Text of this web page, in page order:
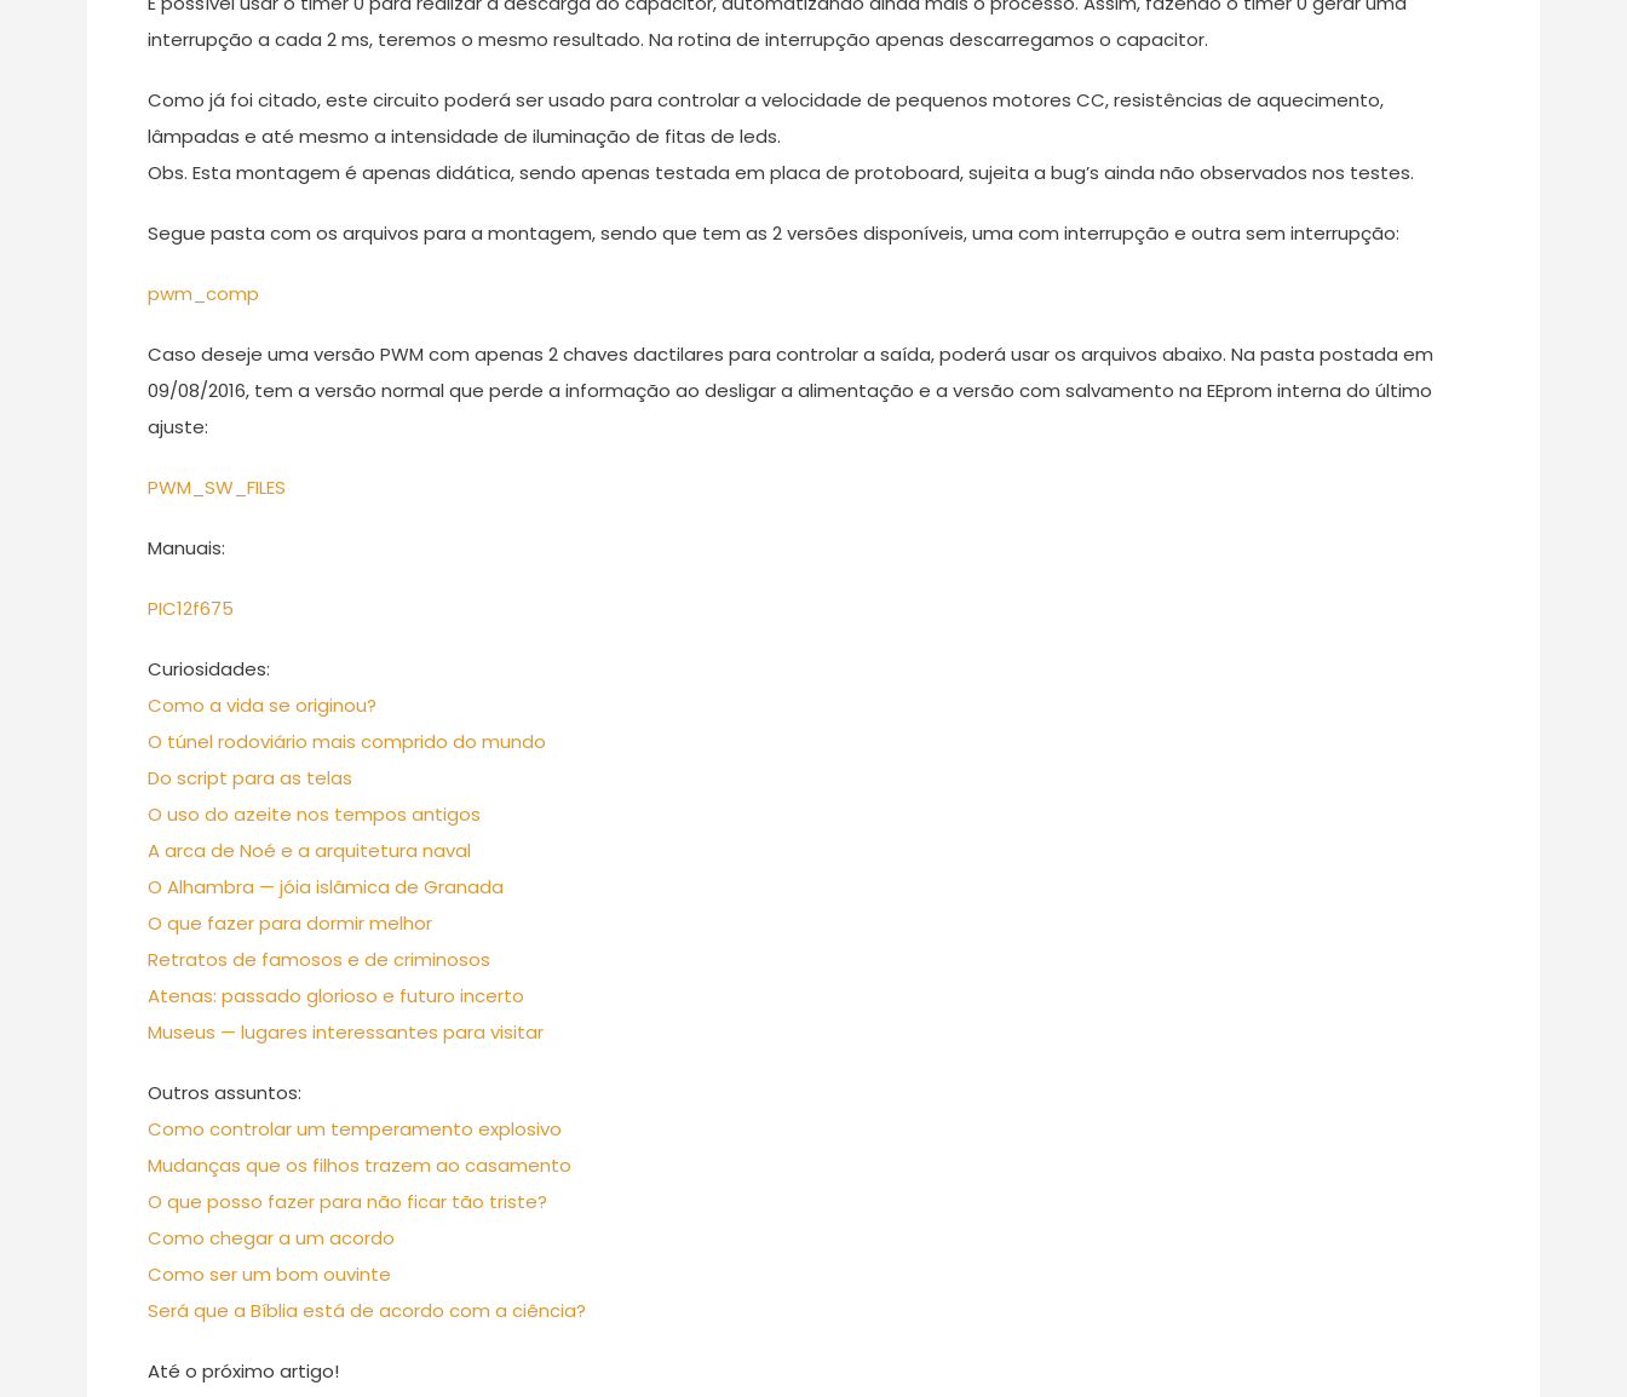
interrupção a cada 2 ms, teremos o mesmo resultado. Na rotina de interrupção apenas descarregamos o capacitor.
Como já foi citado, este circuito poderá ser usado para controlar a velocidade de pequenos motores CC, resistências de aquecimento,
lâmpadas e até mesmo a intensidade de iluminação de fitas de leds.
Obs. Esta montagem é apenas didática, sendo apenas testada em placa de protoboard, sujeita a bug’s ainda não observados nos testes.
Segue pasta com os arquivos para a montagem, sendo que tem as 2 versões disponíveis, uma com interrupção e outra sem interrupção:
pwm_comp
Caso deseje uma versão PWM com apenas 2 chaves dactilares para controlar a saída, poderá usar os arquivos abaixo. Na pasta postada em
09/08/2016, tem a versão normal que perde a informação ao desligar a alimentação e a versão com salvamento na EEprom interna do último
ajuste:
PWM_SW_FILES
Manuais:
PIC12f675
Curiosidades:
Como a vida se originou?
O túnel rodoviário mais comprido do mundo
Do script para as telas
O uso do azeite nos tempos antigos
A arca de Noé e a arquitetura naval
O Alhambra — jóia islâmica de Granada
O que fazer para dormir melhor
Retratos de famosos e de criminosos
Atenas: passado glorioso e futuro incerto
Museus — lugares interessantes para visitar
Outros assuntos:
Como controlar um temperamento explosivo
Mudanças que os filhos trazem ao casamento
O que posso fazer para não ficar tão triste?
Como chegar a um acordo
Como ser um bom ouvinte
Será que a Bíblia está de acordo com a ciência?
Até o próximo artigo!